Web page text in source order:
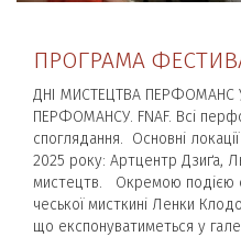
ПРОГРАМА
ДНІ МИСТЕЦТВА ПЕРФОМАНС
ПЕРФОМАНСУ. FNAF. Всі
споглядання. Основні
2025 року: Артцентр Дзиґа,
мистецтв. Окремою подією
чеської мисткині Ленки
що експонуватиметься у